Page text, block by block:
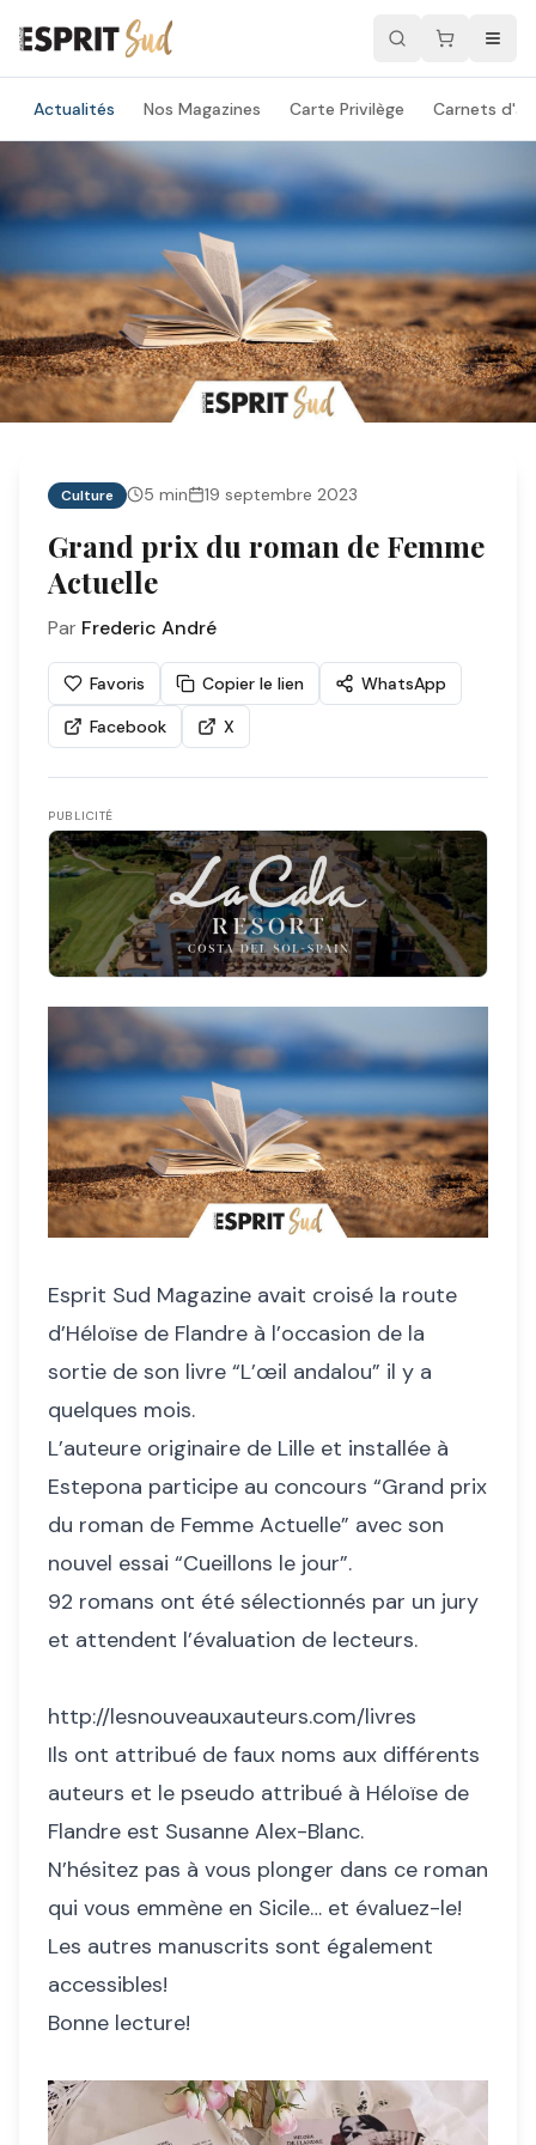
Actualités Nos Magazines Carte Privilège Carnets
Culture 5 min 19 septembre 2023
Grand prix du roman de Femme
Actuelle
Par Frederic André
Favoris Copier le lien
WhatsApp
Facebook
X
PUBLICITÉ
Esprit Sud Magazine avait croisé la route
d’Héloïse de Flandre à l’occasion de la
sortie de son livre “L’œil andalou” il y a
quelques mois.
L’auteure originaire de Lille et installée à
Estepona participe au concours “Grand prix
du roman de Femme Actuelle” avec son
nouvel essai “Cueillons le jour”.
92 romans ont été sélectionnés par un jury
et attendent l’évaluation de lecteurs.
http://lesnouveauxauteurs.com/livres
Ils ont attribué de faux noms aux différents
auteurs et le pseudo attribué à Héloïse de
Flandre est Susanne Alex-Blanc.
N’hésitez pas à vous plonger dans ce roman
qui vous emmène en Sicile… et évaluez-le!
Les autres manuscrits sont également
accessibles!
Bonne lecture!